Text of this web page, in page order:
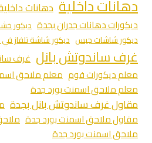
دهانات داخلية دهانات
ديكورات دهانات جدران بجدة ديكور
ديكور شاشات جبس ديكور شاشة تلفاز
غرف ساندوتش بانل غرف
معلم ديكورات فوم معلم ملاحق
معلم ملاحق اسمنت بورد جدة
مقاول غرف ساندوتش بانل بجدة
مقاول ملاحق اسمنت بورد جدة
ملاحق اسمنت بورد جدة